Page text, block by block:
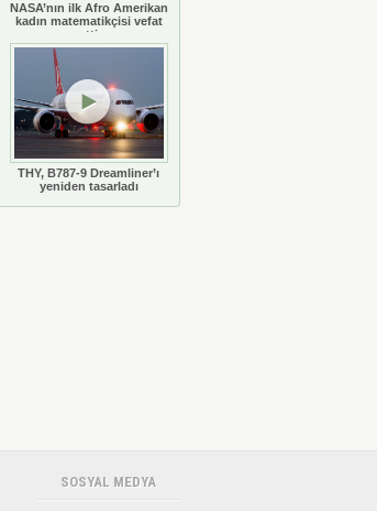
NASA’nın ilk Afro Amerikan
kadın matematikçisi vefat
etti
THY, B787-9 Dreamliner’ı
yeniden tasarladı
SOSYAL MEDYA